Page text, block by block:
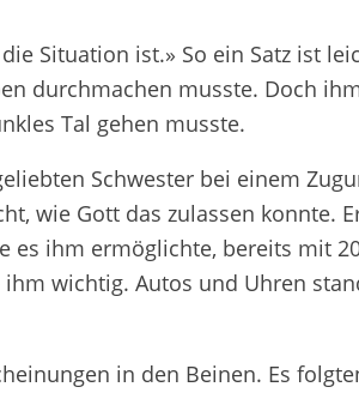
Situation ist.» So ein Satz ist
durchmachen musste. Doch
Tal gehen musste.
Schwester bei einem
wie Gott das zulassen konnte.
es ihm ermöglichte, bereits mit
wichtig. Autos und Uhren
in den Beinen. Es